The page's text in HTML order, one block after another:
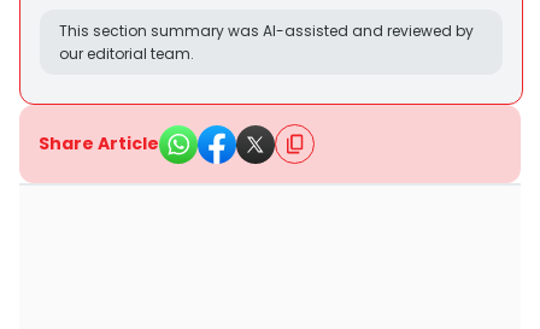
This section summary was AI-assisted and reviewed by
our editorial team.
Share Article